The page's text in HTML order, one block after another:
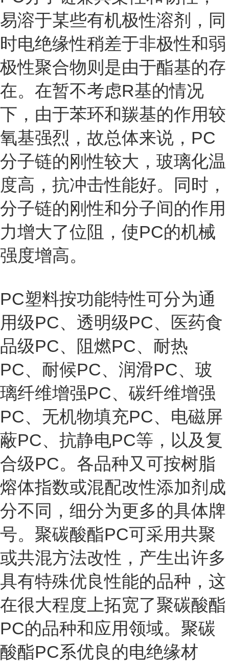
易溶于某些有机极性溶剂，同
时电绝缘性稍差于非极性和弱
极性聚合物则是由于酯基的存
在。在暂不考虑R基的情况
下，由于苯环和羰基的作用较
氧基强烈，故总体来说，PC
分子链的刚性较大，玻璃化温
度高，抗冲击性能好。同时，
分子链的刚性和分子间的作用
力增大了位阻，使PC的机械
强度增高。
PC塑料按功能特性可分为通
用级PC、透明级PC、医药食
品级PC、阻燃PC、耐热
PC、耐候PC、润滑PC、玻
璃纤维增强PC、碳纤维增强
PC、无机物填充PC、电磁屏
蔽PC、抗静电PC等，以及复
合级PC。各品种又可按树脂
熔体指数或混配改性添加剂成
分不同，细分为更多的具体牌
号。聚碳酸酯PC可采用共聚
或共混方法改性，产生出许多
具有特殊优良性能的品种，这
在很大程度上拓宽了聚碳酸酯
PC的品种和应用领域。聚碳
酸酯PC系优良的电绝缘材